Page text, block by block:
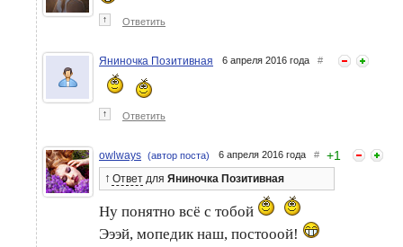
↑ Ответить
Яниночка Позитивная 6 апреля 2016 года #
↑ Ответить
owlways (автор поста) 6 апреля 2016 года # +1
↑ Ответ для Яниночка Позитивная
Ну понятно всё с тобой
Эээй, мопедик наш, постооой!